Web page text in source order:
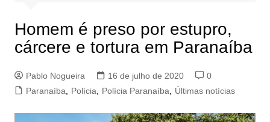
Homem é preso por estupro,
cárcere e tortura em Paranaíba
Pablo Nogueira 16 de julho de 2020
0
Paranaíba
Polícia Polícia Paranaíba Últimas notícias